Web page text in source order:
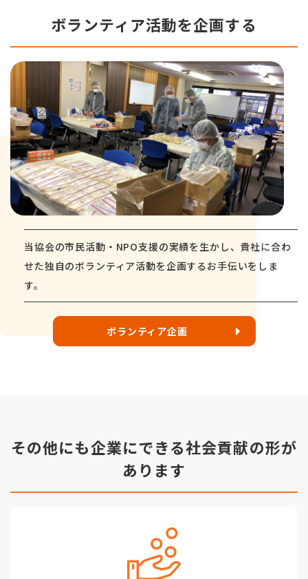
ボランティア活動を企画する
当協会の市民活動・NPO支援の実績を生かし、貴社に合わ
せた独自のボランティア活動を企画するお手伝いをしま
す。
ボランティア企画
その他にも企業にできる社会貢献の形が
あります